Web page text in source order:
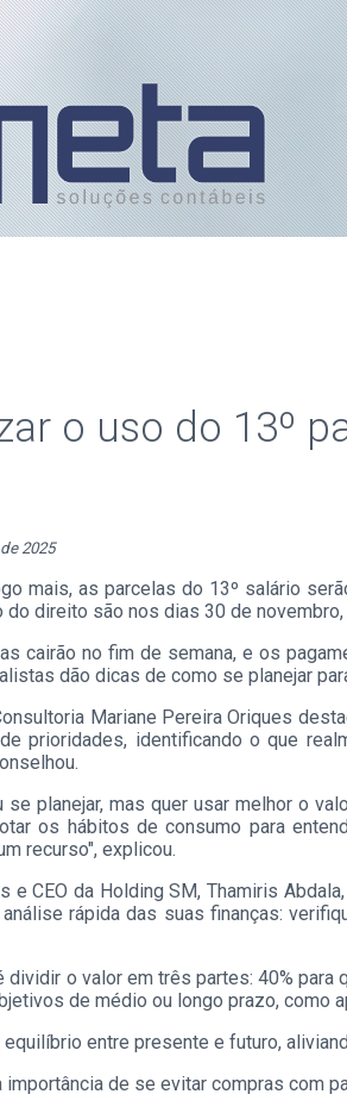
o uso do 13º
2025
mais, as parcelas do 13º salário
direito são nos dias 30 de
cairão no fim de semana, e os
dão dicas de como se planejar
Mariane Pereira Oriques
prioridades, identificando o que
se planejar, mas quer usar melhor o
os hábitos de consumo para
recurso", explicou.
e CEO da Holding SM, Thamiris
rápida das suas finanças:
dividir o valor em três partes: 40%
de médio ou longo prazo,
entre presente e futuro,
importância de se evitar compras com